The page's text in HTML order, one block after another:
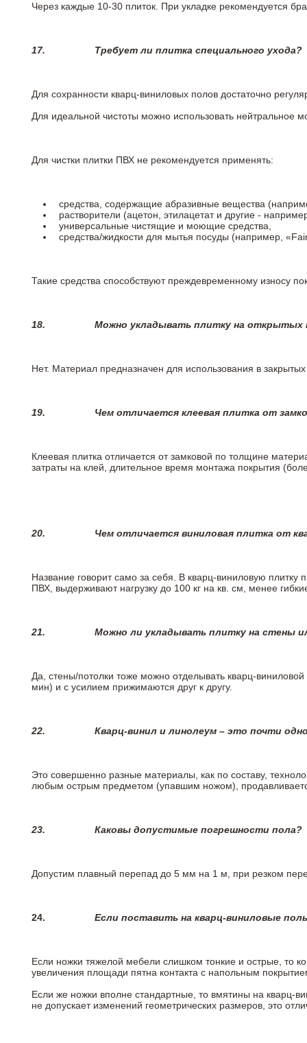
Через каждые 10-30 плиток. При укладке рекомендуется
17. Требует ли плитка специального ухода?
Для сохранности кварц-виниловых полов достаточно
Для идеальной чистоты можно использовать
Для чистки плитки ПВХ не рекомендуется применять:
средства, содержащие абразивные вещества
растворители (ацетон, этилацетат и другие -
универсальные чистящие и моющие средства,
средства/жидкости для мытья посуды (например,
Такие средства способствуют преждевременному износу
18. Можно укладывать плитку на открытых
Нет. Материал предназначен для использования в
19. Чем отличается клеевая плитка от
Клеевая плитка отличается от замковой по толщине
затраты на клей, длительное время монтажа покрытия
20. Чем отличается виниловая плитка от
Название говорит само за себя. В кварц-виниловую
ПВХ, выдерживают нагрузку до 100 кг на кв. см, менее
21. Можно ли укладывать плитку на стены
Да, стены/потолки тоже можно отделывать кварц-
мин) и с усилием прижимаются друг к другу.
22. Кварц-винил и линолеум – это почти
Это совершенно разные материалы, как по составу,
любым острым предметом (упавшим ножом),
23. Каковы допустимые погрешности пола?
Допустим плавный перепад до 5 мм на 1 м, при резком
24. Если поставить на кварц-виниловые
Если ножки тяжелой мебели слишком тонкие и острые, то
увеличения площади пятна контакта с напольным
Если же ножки вполне стандартные, то вмятины на кварц-
не допускает изменений геометрических размеров, это